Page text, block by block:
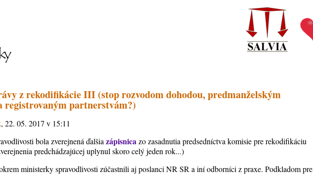
z rekodifikácie III (stop rozvodom dohodou, predmanželským
registrovaným partnerstvám?)
, 22. 05. 2017 v 15:11
bola zverejnená ďalšiazápisnicazo zasadnutia predsedníctva komisie pre rekodifikáciu
predchádzajúcej uplynul skoro celý jeden rok...)
ministerky spravodlivosti zúčastnili aj poslanci NR SR a iní odborníci z praxe. Podkladom pre